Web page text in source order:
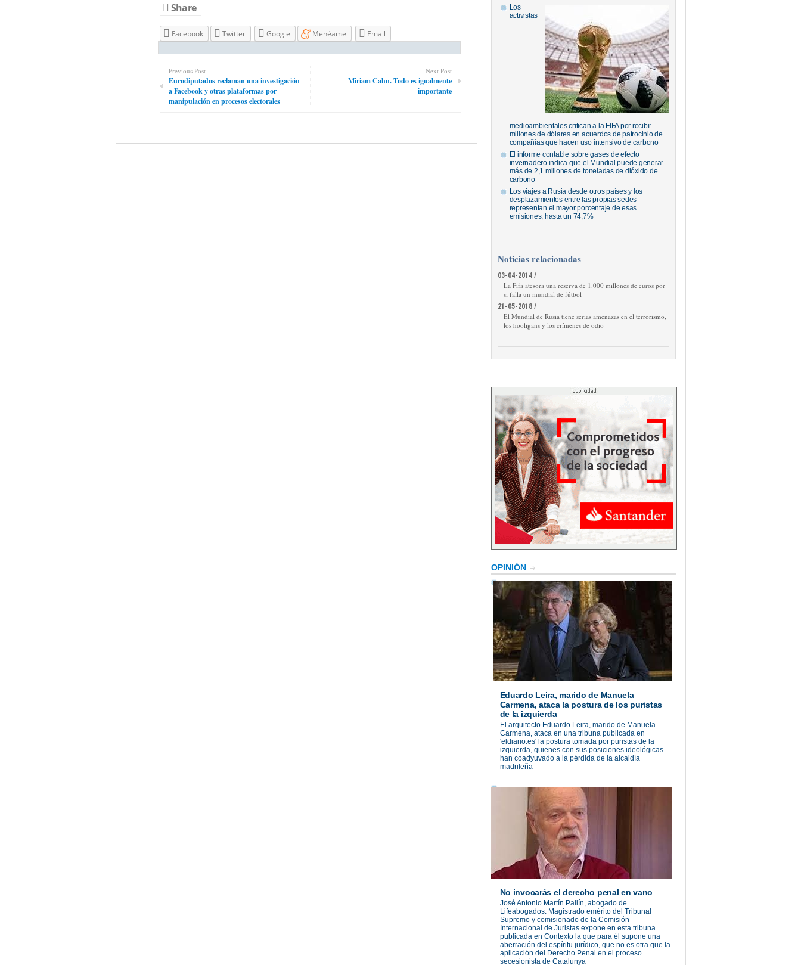
Share
Facebook Twitter Google Menéame Email
Previous Post
Eurodiputados reclaman una investigación
a Facebook y otras plataformas por
manipulación en procesos electorales
Next Post
Miriam Cahn. Todo es igualmente
importante
Los
activistas
medioambientales critican a la FIFA por recibir
millones de dólares en acuerdos de patrocinio de
compañías que hacen uso intensivo de carbono
El informe contable sobre gases de efecto
invernadero indica que el Mundial puede generar
más de 2,1 millones de toneladas de dióxido de
carbono
Los viajes a Rusia desde otros países y los
desplazamientos entre las propias sedes
representan el mayor porcentaje de esas
emisiones, hasta un 74,7%
Noticias relacionadas
03-04-2014 /
La Fifa atesora una reserva de 1.000 millones de euros por
si falla un mundial de fútbol
21-05-2018 /
El Mundial de Rusia tiene serias amenazas en el terrorismo,
los hooligans y los crímenes de odio
OPINIÓN
Eduardo Leira, marido de Manuela
Carmena, ataca la postura de los puristas
de la izquierda
El arquitecto Eduardo Leira, marido de Manuela
Carmena, ataca en una tribuna publicada en
'eldiario.es' la postura tomada por puristas de la
izquierda, quienes con sus posiciones ideológicas
han coadyuvado a la pérdida de la alcaldía
madrileña
No invocarás el derecho penal en vano
José Antonio Martín Pallín, abogado de
Lifeabogados. Magistrado emérito del Tribunal
Supremo y comisionado de la Comisión
Internacional de Juristas expone en esta tribuna
publicada en Contexto la que para él supone una
aberración del espíritu jurídico, que no es otra que la
aplicación del Derecho Penal en el proceso
secesionista de Catalunya